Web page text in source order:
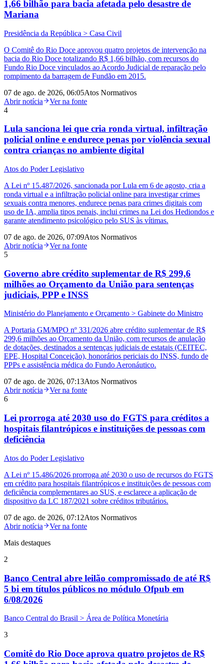
1,66 bilhão para bacia afetada pelo desastre de
Mariana
Presidência da República > Casa Civil
O Comitê do Rio Doce aprovou quatro projetos de intervenção na
bacia do Rio Doce totalizando R$ 1,66 bilhão, com recursos do
Fundo Rio Doce vinculados ao Acordo Judicial de reparação pelo
rompimento da barragem de Fundão em 2015.
07 de ago. de 2026, 06:05Atos Normativos
Abrir notícia
Ver na fonte
4
Lula sanciona lei que cria ronda virtual, infiltração
policial online e endurece penas por violência sexual
contra crianças no ambiente digital
Atos do Poder Legislativo
A Lei nº 15.487/2026, sancionada por Lula em 6 de agosto, cria a
ronda virtual e a infiltração policial online para investigar crimes
sexuais contra menores, endurece penas para crimes digitais com
uso de IA, amplia tipos penais, inclui crimes na Lei dos Hediondos e
garante atendimento psicológico pelo SUS às vítimas.
07 de ago. de 2026, 07:09Atos Normativos
Abrir notícia
Ver na fonte
5
Governo abre crédito suplementar de R$ 299,6
milhões ao Orçamento da União para sentenças
judiciais, PPP e INSS
Ministério do Planejamento e Orçamento > Gabinete do Ministro
A Portaria GM/MPO nº 331/2026 abre crédito suplementar de R$
299,6 milhões ao Orçamento da União, com recursos de anulação
de dotações, destinados a sentenças judiciais de estatais (CEITEC,
EPE, Hospital Conceição), honorários periciais do INSS, fundo de
PPPs e assistência médica do Fundo Aeronáutico.
07 de ago. de 2026, 07:13Atos Normativos
Abrir notícia
Ver na fonte
6
Lei prorroga até 2030 uso do FGTS para créditos a
hospitais filantrópicos e instituições de pessoas com
deficiência
Atos do Poder Legislativo
A Lei nº 15.486/2026 prorroga até 2030 o uso de recursos do FGTS
em crédito para hospitais filantrópicos e instituições de pessoas com
deficiência complementares ao SUS, e esclarece a aplicação de
dispositivo da LC 187/2021 sobre créditos tributários.
07 de ago. de 2026, 07:12Atos Normativos
Abrir notícia
Ver na fonte
Mais destaques
2
Banco Central abre leilão compromissado de até R$
5 bi em títulos públicos no módulo Ofpub em
6/08/2026
Banco Central do Brasil > Área de Política Monetária
3
Comitê do Rio Doce aprova quatro projetos de R$